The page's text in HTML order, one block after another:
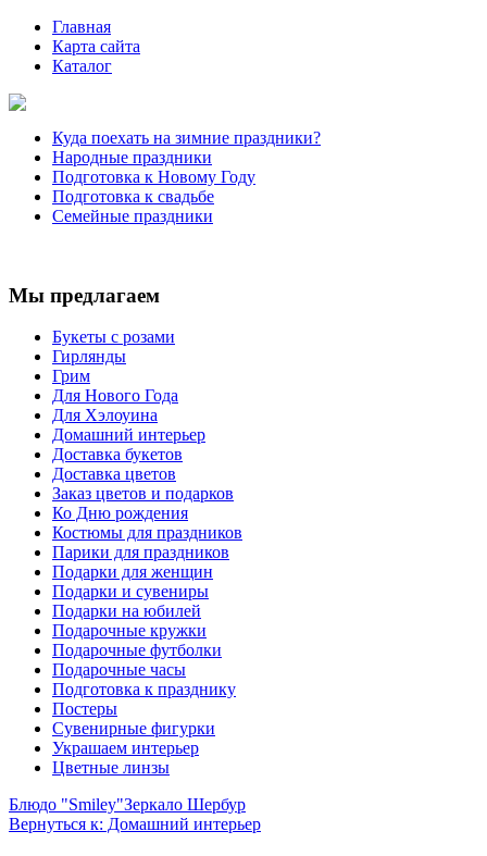
Главная
Карта сайта
Каталог
Куда поехать на зимние праздники?
Народные праздники
Подготовка к Новому Году
Подготовка к свадьбе
Семейные праздники
Мы предлагаем
Букеты с розами
Гирлянды
Грим
Для Нового Года
Для Хэлоуина
Домашний интерьер
Доставка букетов
Доставка цветов
Заказ цветов и подарков
Ко Дню рождения
Костюмы для праздников
Парики для праздников
Подарки для женщин
Подарки и сувениры
Подарки на юбилей
Подарочные кружки
Подарочные футболки
Подарочные часы
Подготовка к празднику
Постеры
Сувенирные фигурки
Украшаем интерьер
Цветные линзы
Блюдо "Smiley"Зеркало Шербур
Вернуться к: Домашний интерьер